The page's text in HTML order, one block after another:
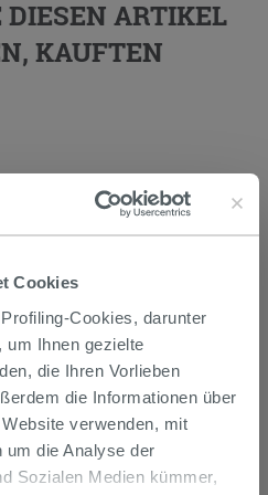
Cookies
Cookies, darunter
um Ihnen gezielte
die Ihren Vorlieben
die Informationen über
verwenden, mit
um die Analyse der
Sozialen Medien kümmer,
ARTIKEL
KAUFTEN
Silia 55x35 cm